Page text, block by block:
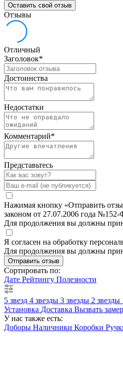
Оставить свой отзыв
Отзывы
Отличный
Заголовок*
Достоинства
Недостатки
Комментарий*
Представьтесь
Нажимая кнопку «Отправить
законом от 27.07.2006 года
Для продолжения вы должны
Я согласен на обработку
Для продолжения вы должны
Отправить отзыв
Сортировать по:
Дате Рейтингу Полезности
5 звезд 4 звезды 3 звезды 2 звезды
Установка Доставка Вызвать
У нас также есть:
Доборы Наличники Коробки